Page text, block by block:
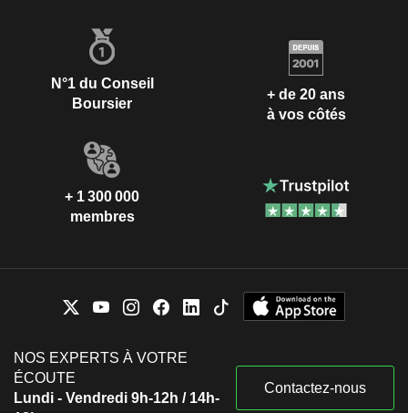
N°1 du Conseil
Boursier
+ de 20 ans
à vos côtés
+ 1 300 000
membres
NOS EXPERTS À VOTRE
ÉCOUTE
Lundi - Vendredi 9h-12h / 14h-
Contactez-nous